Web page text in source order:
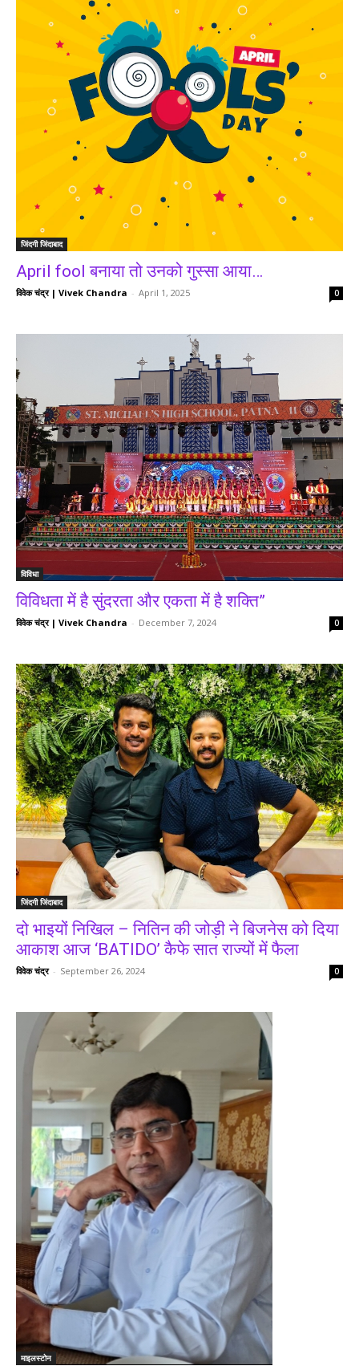
जिंदगी जिंदाबाद
April fool बनाया तो उनको गुस्सा आया…
विवेक चंद्र | Vivek Chandra - April 1, 2025 0
विविधा
विविधता में है सुंदरता और एकता में है शक्ति”
विवेक चंद्र | Vivek Chandra - December 7, 2024 0
जिंदगी जिंदाबाद
दो भाइयों निखिल – नितिन की जोड़ी ने बिजनेस को दिया
आकाश आज ‘BATIDO’ कैफे सात राज्यों में फैला
विवेक चंद्र - September 26, 2024 0
माइलस्टोन